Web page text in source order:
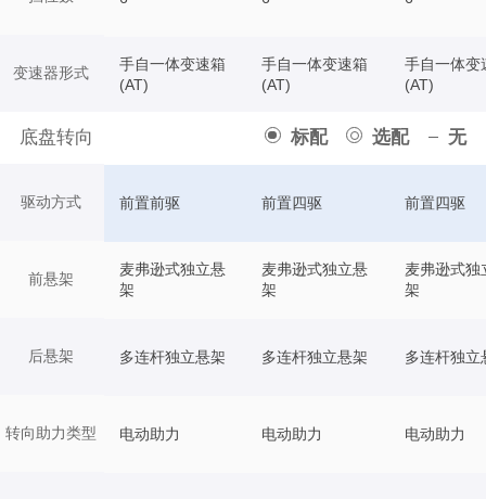
变速器形式
底盘转向 标配 选配 无
驱动方式
前悬架
后悬架
转向助力类型
手自一体变速箱
(AT)
手自一体变速箱
(AT)
手自一体变
(AT)
前置前驱 前置四驱 前置四驱
麦弗逊式独立悬
架
麦弗逊式独立悬
架
麦弗逊式独
架
多连杆独立悬架 多连杆独立悬架 多连杆独立
电动助力 电动助力 电动助力